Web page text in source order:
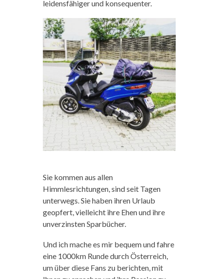
leidensfähiger und konsequenter.
Sie kommen aus allen
Himmlesrichtungen, sind seit Tagen
unterwegs. Sie haben ihren Urlaub
geopfert, vielleicht ihre Ehen und ihre
unverzinsten Sparbücher.
Und ich mache es mir bequem und fahre
eine 1000km Runde durch Österreich,
um über diese Fans zu berichten, mit